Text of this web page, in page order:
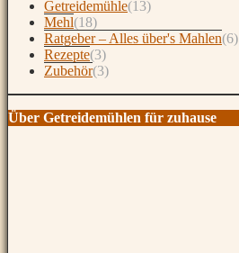
Getreidemühle(13)
Mehl(18)
Ratgeber – Alles über's Mahlen(6)
Rezepte(3)
Zubehör(3)
Über Getreidemühlen für zuhause